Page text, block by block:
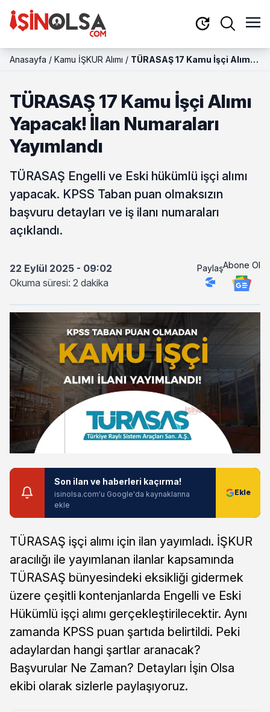
Anasayfa / Kamu İŞKUR Alımı / TÜRASAŞ 17 Kamu İşçi Alımı
TÜRASAŞ 17 Kamu İşçi Alımı
Yapacak! İlan Numaraları
Yayımlandı
TÜRASAŞ Engelli ve Eski hükümlü işçi alımı
yapacak. KPSS Taban puan olmaksızın
başvuru detayları ve iş ilanı numaraları
açıklandı.
22 Eylül 2025 - 09:02
Okuma süresi: 2 dakika
PaylaşAbone Ol
Son ilan ve haberleri kaçırma!
isinolsa.com'u Google'da kaynaklarına
ekle
TÜRASAŞ işçi alımı için ilan yayımladı. İŞKUR
aracılığı ile yayımlanan ilanlar kapsamında
TÜRASAŞ bünyesindeki eksikliği gidermek
üzere çeşitli kontenjanlarda Engelli ve Eski
Hükümlü işçi alımı gerçekleştirilecektir. Aynı
zamanda KPSS puan şartıda belirtildi. Peki
adaylardan hangi şartlar aranacak?
Başvurular Ne Zaman? Detayları İşin Olsa
ekibi olarak sizlerle paylaşıyoruz.